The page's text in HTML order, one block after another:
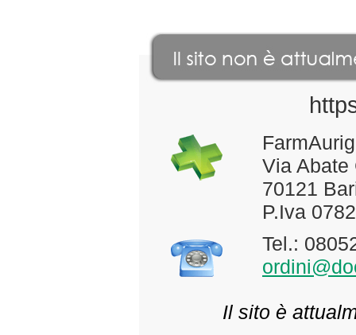
Via Abate
70121
P.Iva
Tel.:
Il sito è